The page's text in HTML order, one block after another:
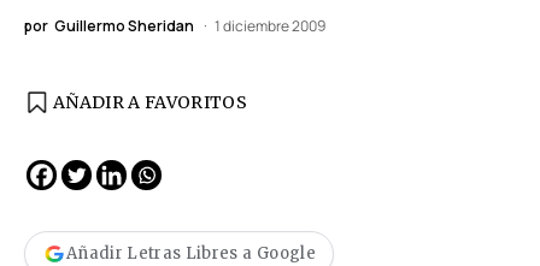
por Guillermo Sheridan 1 diciembre 2009
AÑADIR A FAVORITOS
Añadir Letras Libres a Google